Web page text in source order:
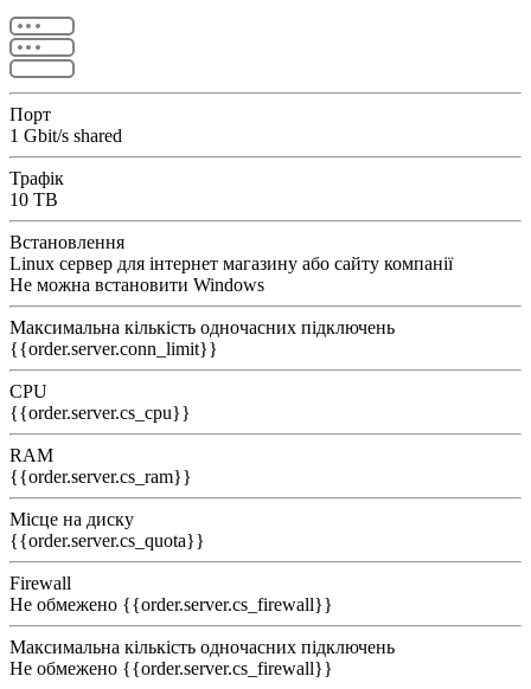
Порт
1 Gbit/s shared
Трафік
10 TB
Встановлення
Linux сервер для інтернет магазину або сайту компанії
Не можна встановити Windows
Максимальна кількість одночасних підключень
{{order.server.conn_limit}}
CPU
{{order.server.cs_cpu}}
RAM
{{order.server.cs_ram}}
Місце на диску
{{order.server.cs_quota}}
Firewall
Не обмежено {{order.server.cs_firewall}}
Максимальна кількість одночасних підключень
Не обмежено {{order.server.cs_firewall}}